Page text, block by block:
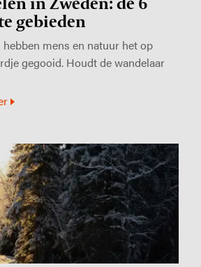
gebieden
hebben mens en natuur het op
gegooid. Houdt de wandelaar